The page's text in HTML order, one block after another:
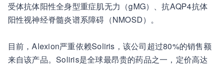
受体抗体阳性全身型重症肌无力（gMG）、抗AQP4抗体
阳性视神经脊髓炎谱系障碍（NMOSD）。
目前，Alexion严重依赖Soliris，该公司超过80%的销售额
来自该产品。Soliris是全球最昂贵的药品之一，定价高达